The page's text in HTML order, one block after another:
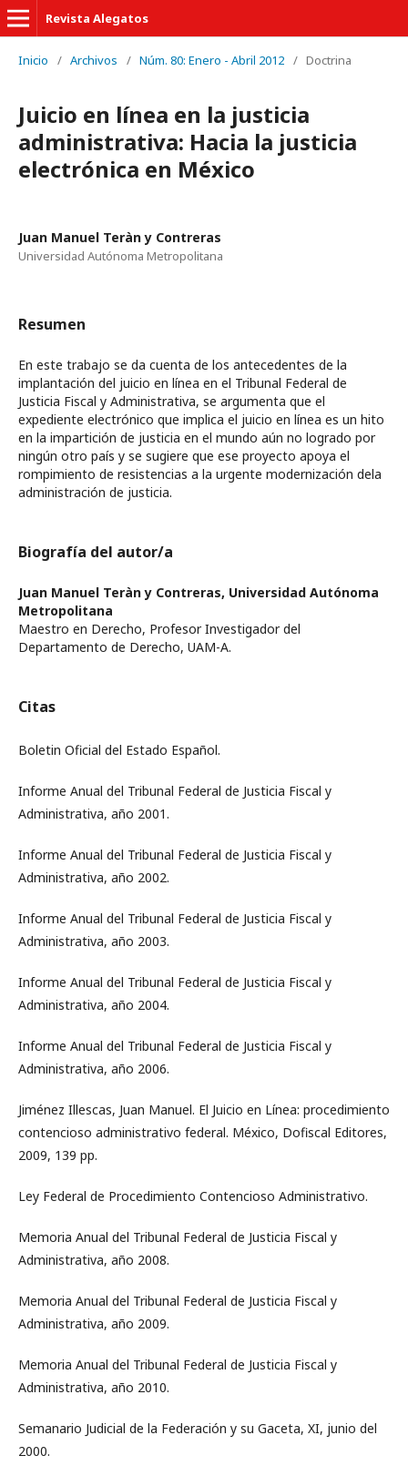
Revista Alegatos
Inicio / Archivos / Núm. 80: Enero - Abril 2012 / Doctrina
Juicio en línea en la justicia
administrativa: Hacia la justicia
electrónica en México
Juan Manuel Teràn y Contreras
Universidad Autónoma Metropolitana
Resumen
En este trabajo se da cuenta de los antecedentes de la
implantación del juicio en línea en el Tribunal Federal de
Justicia Fiscal y Administrativa, se argumenta que el
expediente electrónico que implica el juicio en línea es un hito
en la impartición de justicia en el mundo aún no logrado por
ningún otro país y se sugiere que ese proyecto apoya el
rompimiento de resistencias a la urgente modernización dela
administración de justicia.
Biografía del autor/a
Juan Manuel Teràn y Contreras, Universidad Autónoma
Metropolitana
Maestro en Derecho, Profesor Investigador del
Departamento de Derecho, UAM-A.
Citas
Boletin Oficial del Estado Español.
Informe Anual del Tribunal Federal de Justicia Fiscal y
Administrativa, año 2001.
Informe Anual del Tribunal Federal de Justicia Fiscal y
Administrativa, año 2002.
Informe Anual del Tribunal Federal de Justicia Fiscal y
Administrativa, año 2003.
Informe Anual del Tribunal Federal de Justicia Fiscal y
Administrativa, año 2004.
Informe Anual del Tribunal Federal de Justicia Fiscal y
Administrativa, año 2006.
Jiménez Illescas, Juan Manuel. El Juicio en Línea: procedimiento
contencioso administrativo federal. México, Dofiscal Editores,
2009, 139 pp.
Ley Federal de Procedimiento Contencioso Administrativo.
Memoria Anual del Tribunal Federal de Justicia Fiscal y
Administrativa, año 2008.
Memoria Anual del Tribunal Federal de Justicia Fiscal y
Administrativa, año 2009.
Memoria Anual del Tribunal Federal de Justicia Fiscal y
Administrativa, año 2010.
Semanario Judicial de la Federación y su Gaceta, XI, junio del
2000.